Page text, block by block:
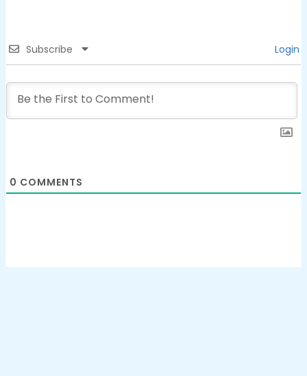
Subscribe Login
0 COMMENTS